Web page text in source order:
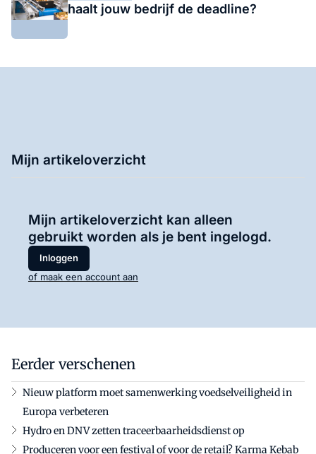
haalt jouw bedrijf de deadline?
Mijn artikeloverzicht
Mijn artikeloverzicht kan alleen
gebruikt worden als je bent ingelogd.
Inloggen
of maak een account aan
Eerder verschenen
Nieuw platform moet samenwerking voedselveiligheid in
Europa verbeteren
Hydro en DNV zetten traceerbaarheidsdienst op
Produceren voor een festival of voor de retail? Karma Kebab